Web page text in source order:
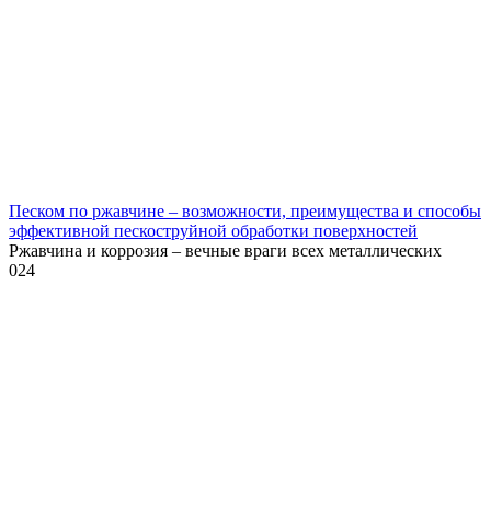
Песком по ржавчине – возможности, преимущества и способы
эффективной пескоструйной обработки поверхностей
Ржавчина и коррозия – вечные враги всех металлических
024